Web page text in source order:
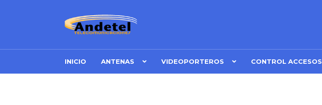
INICIO ANTENAS VIDEOPORTEROS CONTROL ACCESOS